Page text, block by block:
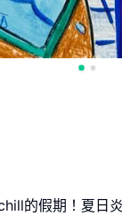
的假期！夏日